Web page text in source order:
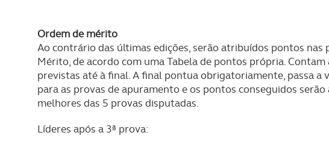
Realçamos que o bloqueio de certo tipo
Consulte a política de cookies do site.
Ordem de mérito
Ao contrário das últimas edições, serão atribuídos pontos nas
Mérito, de acordo com uma Tabela de pontos própria.
previstas até à final. A final pontua obrigatoriamente, passa a
para as provas de apuramento e os pontos conseguidos
melhores das 5 provas disputadas.
Líderes após a 3ª prova: